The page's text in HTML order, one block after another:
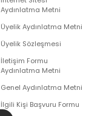
Aydınlatma Metni
Üyelik Aydınlatma Metni
Üyelik Sözleşmesi
İletişim Formu
Aydınlatma Metni
Genel Aydınlatma Metni
İlgili Kişi Başvuru Formu